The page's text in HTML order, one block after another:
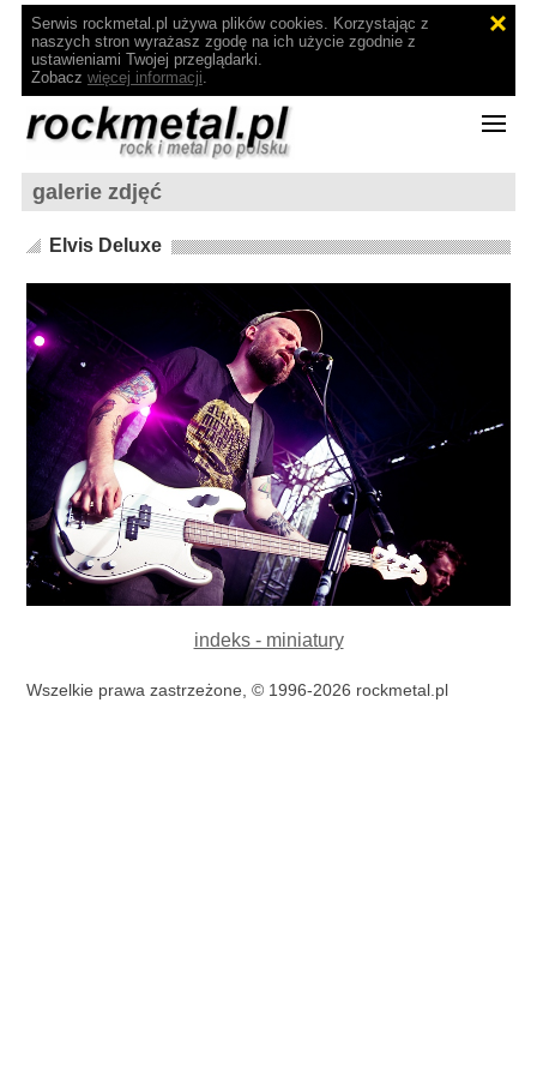
Serwis rockmetal.pl używa plików cookies. Korzystając z
naszych stron wyrażasz zgodę na ich użycie zgodnie z
ustawieniami Twojej przeglądarki.
Zobacz więcej informacji.
galerie zdjęć
Elvis Deluxe
indeks - miniatury
Wszelkie prawa zastrzeżone, © 1996-2026 rockmetal.pl